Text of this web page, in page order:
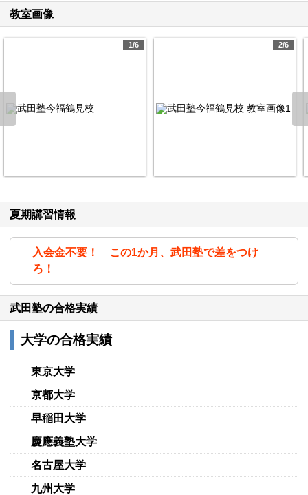
教室画像
1/6 2/6
夏期講習情報
入会金不要！ この1か月、武田塾で差をつけ
ろ！
武田塾の合格実績
大学の合格実績
東京大学
京都大学
早稲田大学
慶應義塾大学
名古屋大学
九州大学